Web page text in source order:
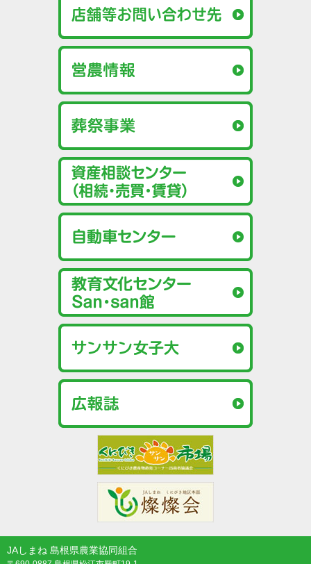
JAしまね 島根県農業協同組合